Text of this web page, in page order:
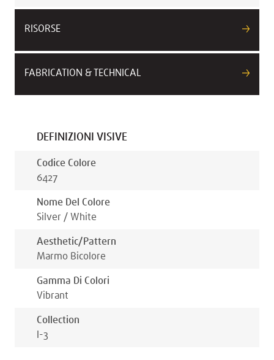
RISORSE
FABRICATION & TECHNICAL
DEFINIZIONI VISIVE
Codice Colore
6427
Nome Del Colore
Silver / White
Aesthetic/pattern
Marmo Bicolore
Gamma Di Colori
Vibrant
Collection
I-3